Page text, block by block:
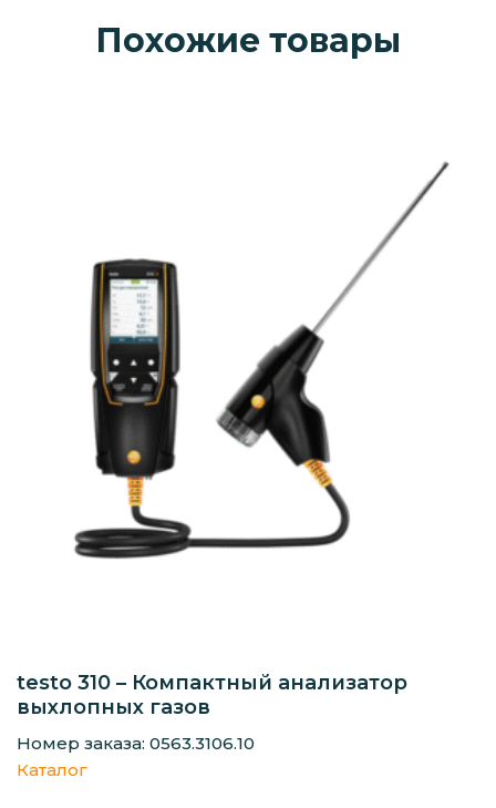
Похожие товары
testo 310 – Компактный анализатор
выхлопных газов
Номер заказа: 0563.3106.10
Каталог